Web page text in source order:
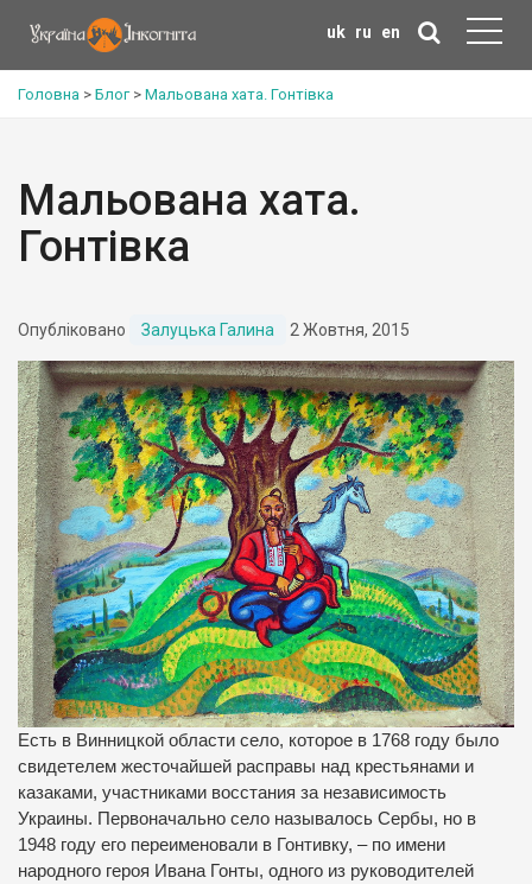
uk ru en
Головна > Блог> Мальована хата. Гонтівка
Мальована хата.
Гонтівка
Опубліковано Залуцька Галина 2 Жовтня, 2015
Есть в Винницкой области село, которое в 1768 году было
свидетелем жесточайшей расправы над крестьянами и
казаками, участниками восстания за независимость
Украины. Первоначально село называлось Сербы, но в
1948 году его переименовали в Гонтивку, – по имени
народного героя Ивана Гонты, одного из руководителей